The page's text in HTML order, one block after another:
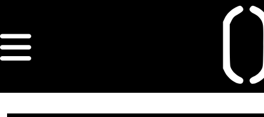
ORDRE DES
ARCHITECTES